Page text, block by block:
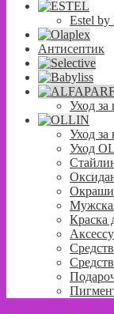
Estel by
Антисептик
Уход за
Уход за
Уход
Краска